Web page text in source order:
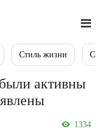
Стиль жизни
активны
1334